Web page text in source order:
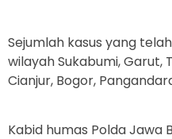
Sejumlah kasus yang
wilayah Sukabumi, Garut,
Cianjur, Bogor,
Kabid humas Polda Jawa